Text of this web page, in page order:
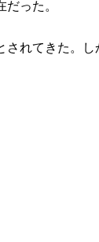
った。
れてきた。し